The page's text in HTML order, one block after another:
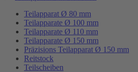
Teilapparat Ø 80 mm
Teilapparate Ø 100 mm
Teilapparate Ø 110 mm
Teilapparate Ø 150 mm
Präzisions Teilapparat Ø 150 mm
Reitstock
Teilscheiben